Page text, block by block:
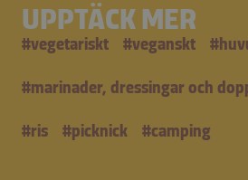
UPPTÄCK MER
#vegetariskt #veganskt #
#marinader, dressingar och
#ris #picknick #camping